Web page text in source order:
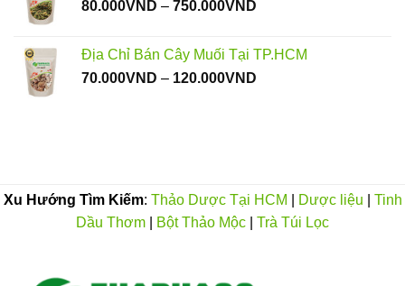
80.000VND – 750.000VND
80.000VND
Địa Chỉ Bán Cây Muối Tại TP.HCM
70.000VND – 120.000VND
Xu Hướng Tìm Kiếm: Thảo Dược Tại HCM Dược liệu
Tinh
Dầu Thơm
Bột Thảo Mộc Trà Túi Lọc